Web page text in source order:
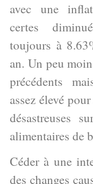
avec une
certes
toujours à
an. Un peu
précédents
assez élevé
désastreuses
alimentaires de
Céder à une
des changes